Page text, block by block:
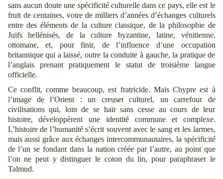
sans aucun doute une spécificité culturelle dans ce pays, elle est le
fruit de centaines, voire de milliers d’années d’échanges culturels
entre des éléments de la culture classique, de la philosophie de
Juifs hellénisés, de la culture byzantine, latine, vénitienne,
ottomane, et, pour finir, de l’influence d’une occupation
britannique qui a laissé, outre la conduite à gauche, la pratique de
l’anglais prenant pratiquement le statut de troisième langue
officielle.
Ce conflit, comme beaucoup, est fratricide. Mais Chypre est à
l’image de l’Orient : un creuset culturel, un carrefour de
civilisations qui, loin de se haïr sans cesse au cours de leur
histoire, développèrent une identité commune et complexe.
L’histoire de l’humanité s’écrit souvent avec le sang et les larmes,
mais aussi grâce aux échanges intercommunautaires, la spécificité
de l’un se fondant dans la nation créée par l’autre, au point que
l’on ne peut y distinguer le coton du lin, pour paraphraser le
Talmud.